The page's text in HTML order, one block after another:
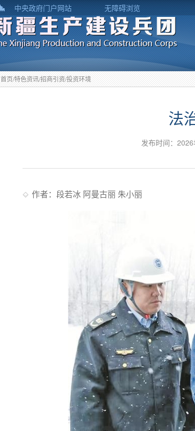
中央政府门户网站 无障碍浏览
首页/特色资讯/招商引资/投资环境
法
发布时间：
作者：段若冰 阿曼古丽 朱小丽